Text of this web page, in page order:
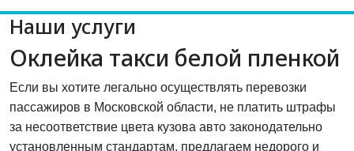
Наши услуги
Оклейка такси белой пленкой
Если вы хотите легально осуществлять перевозки
пассажиров в Московской области, не платить штрафы
за несоответствие цвета кузова авто законодательно
установленным стандартам, предлагаем недорого и